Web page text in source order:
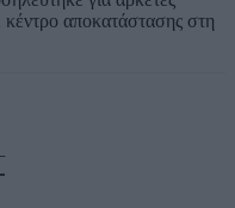
αποκατάστασης στη